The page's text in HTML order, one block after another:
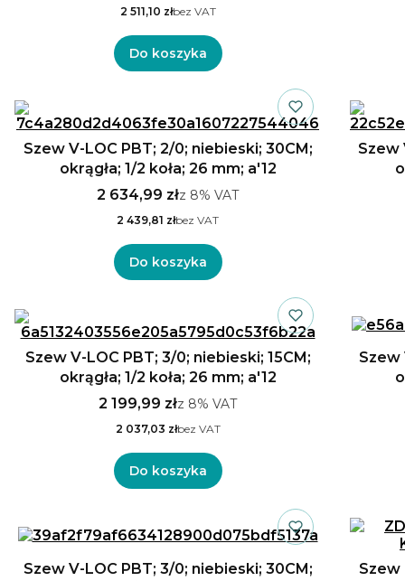
2 511,10 złbez VAT
Do koszyka
Szew V-LOC PBT; 2/0; niebieski; 30CM;
okrągła; 1/2 koła; 26 mm; a'12
2 634,99 złz 8% VAT
2 439,81 złbez VAT
Do koszyka
Szew
Szew V-LOC PBT; 3/0; niebieski; 15CM;
okrągła; 1/2 koła; 26 mm; a'12
2 199,99 złz 8% VAT
2 037,03 złbez VAT
Do koszyka
Szew
Szew V-LOC PBT; 3/0; niebieski; 30CM;
Szew